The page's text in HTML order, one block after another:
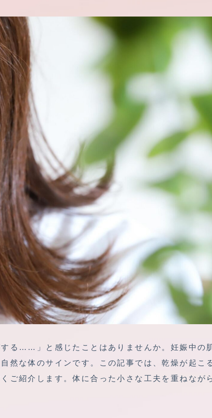
る……」と感じたことはありませんか。妊娠中の
然な体のサインです。この記事では、乾燥が起こ
ご紹介します。体に合った小さな工夫を重ねなが